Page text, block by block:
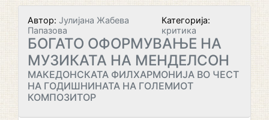
Автор: Јулијана Жабева
Папазова
Категорија:
критика
БОГАТО ОФОРМУВАЊЕ НА
МУЗИКАТА НА МЕНДЕЛСОН
МАКЕДОНСКАТА ФИЛХАРМОНИЈА ВО ЧЕСТ
НА ГОДИШНИНАТА НА ГОЛЕМИОТ
КОМПОЗИТОР